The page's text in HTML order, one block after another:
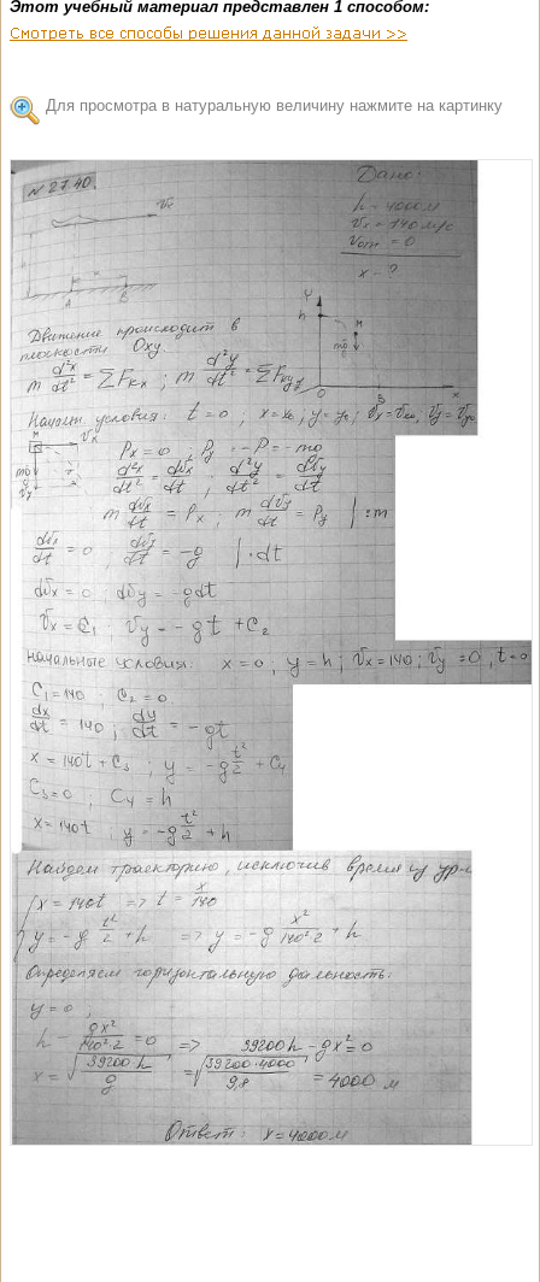
Этот учебный материал представлен 1 способом:
Для просмотра в натуральную величину нажмите на картинку